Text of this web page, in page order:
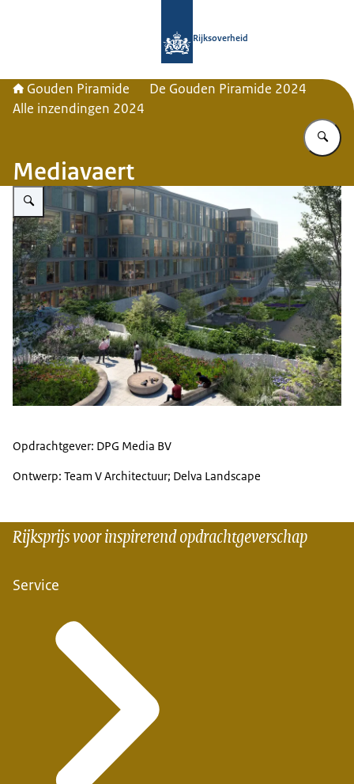
Rijksoverheid
Gouden Piramide
De Gouden Piramide 2024
Alle inzendingen 2024
Mediavaert
Vergroot afbeelding Mediavaert
Opdrachtgever: DPG Media BV
Ontwerp: Team V Architectuur; Delva Landscape
Rijksprijs voor inspirerend opdrachtgeverschap
Service